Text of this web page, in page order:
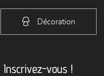
Décoration
Inscrivez-vous !